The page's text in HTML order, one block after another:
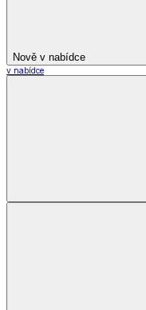
Nově v nabídce
v nabídce